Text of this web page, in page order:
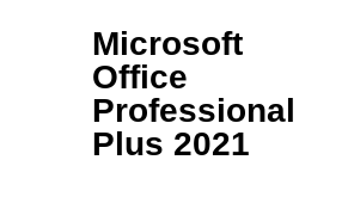
Microsoft
Office
Professional
Plus 2021